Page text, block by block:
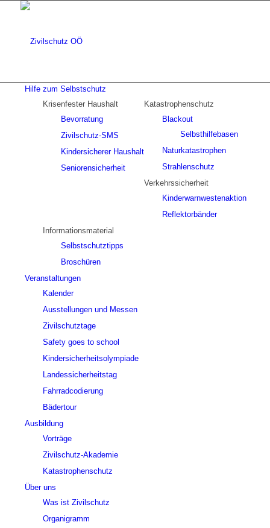
Hilfe zum Selbstschutz
Krisenfester Haushalt
Bevorratung
Zivilschutz-SMS
Kindersicherer Haushalt
Seniorensicherheit
Katastrophenschutz
Blackout
Selbsthilfebasen
Naturkatastrophen
Strahlenschutz
Verkehrssicherheit
Kinderwarnwestenaktion
Reflektorbänder
Informationsmaterial
Selbstschutztipps
Broschüren
Veranstaltungen
Kalender
Ausstellungen und Messen
Zivilschutztage
Safety goes to school
Kindersicherheitsolympiade
Landessicherheitstag
Fahrradcodierung
Bädertour
Ausbildung
Vorträge
Zivilschutz-Akademie
Katastrophenschutz
Über uns
Was ist Zivilschutz
Organigramm